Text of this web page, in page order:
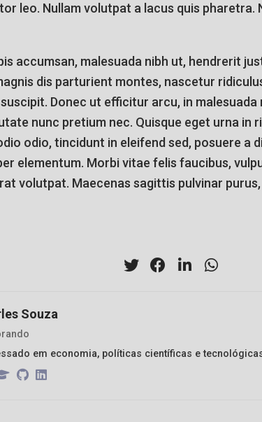
leo. Nullam volutpat a lacus quis pharetra.
accumsan, malesuada nibh ut, hendrerit
dis parturient montes, nascetur
Donec ut efficitur arcu, in malesuada
nunc pretium nec. Quisque eget urna in
odio, tincidunt in eleifend sed, posuere a
elementum. Morbi vitae felis faucibus,
volutpat. Maecenas sagittis pulvinar
Souza
em economia, políticas científicas e